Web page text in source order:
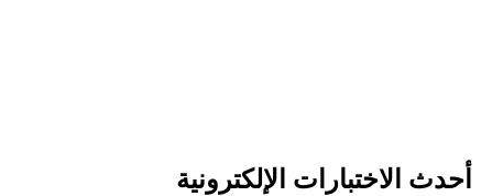
أحدث الاختبارات الإلكترونية